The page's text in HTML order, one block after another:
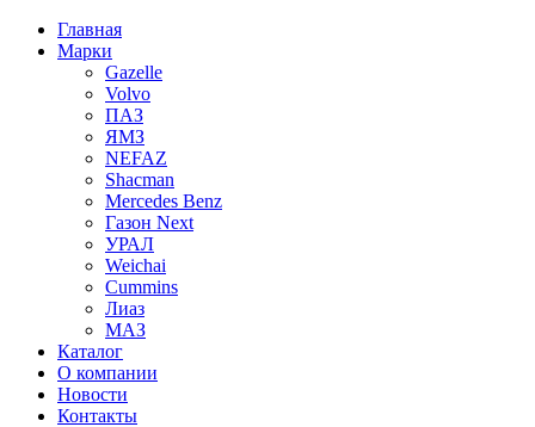
Главная
Марки
Gazelle
Volvo
ПАЗ
ЯМЗ
NEFAZ
Shacman
Mercedes Benz
Газон Next
УРАЛ
Weichai
Cummins
Лиаз
МАЗ
Каталог
О компании
Новости
Контакты